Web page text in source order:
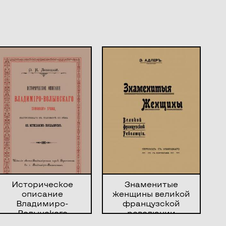
Историческое
описание
Владимиро-
Волынского
Знаменитые
женщины великой
французской
революции